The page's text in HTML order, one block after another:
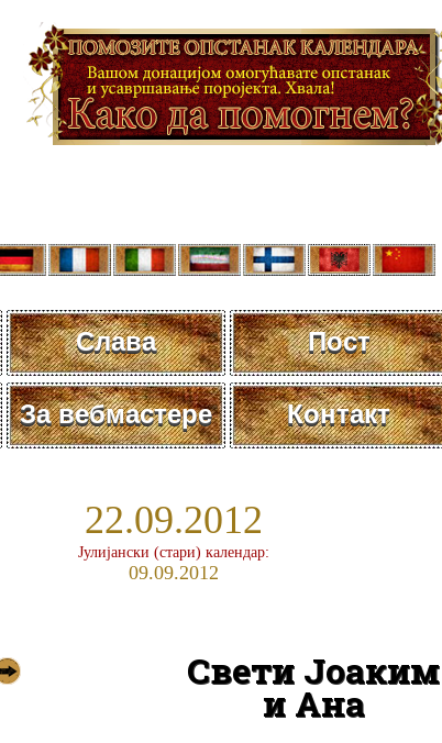
Слава Пост
За вебмастере Контакт
22.09.2012
Јулијански (стари) календар:
09.09.2012
Свети Јоаким
и Ана